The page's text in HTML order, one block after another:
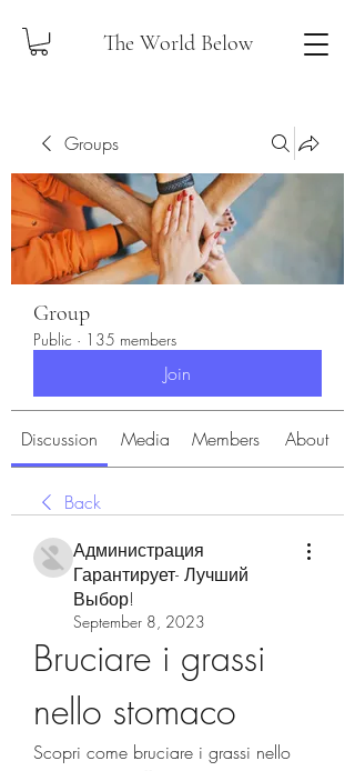
The World Below
Groups
Group
Public · 135 members
Join
Discussion Media Members About
Back
Администрация
Гарантирует- Лучший
Выбор!
September 8, 2023
Bruciare i grassi
nello stomaco
Scopri come bruciare i grassi nello